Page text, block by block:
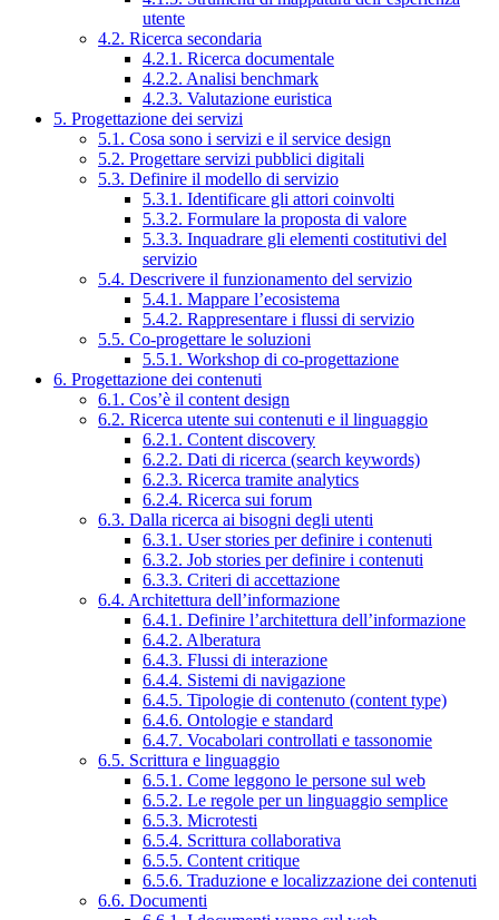
utente
4.2. Ricerca secondaria
4.2.1. Ricerca documentale
4.2.2. Analisi benchmark
4.2.3. Valutazione euristica
5. Progettazione dei servizi
5.1. Cosa sono i servizi e il service design
5.2. Progettare servizi pubblici digitali
5.3. Definire il modello di servizio
5.3.1. Identificare gli attori coinvolti
5.3.2. Formulare la proposta di valore
5.3.3. Inquadrare gli elementi costitutivi del
servizio
5.4. Descrivere il funzionamento del servizio
5.4.1. Mappare l’ecosistema
5.4.2. Rappresentare i flussi di servizio
5.5. Co-progettare le soluzioni
5.5.1. Workshop di co-progettazione
6. Progettazione dei contenuti
6.1. Cos’è il content design
6.2. Ricerca utente sui contenuti e il linguaggio
6.2.1. Content discovery
6.2.2. Dati di ricerca (search keywords)
6.2.3. Ricerca tramite analytics
6.2.4. Ricerca sui forum
6.3. Dalla ricerca ai bisogni degli utenti
6.3.1. User stories per definire i contenuti
6.3.2. Job stories per definire i contenuti
6.3.3. Criteri di accettazione
6.4. Architettura dell’informazione
6.4.1. Definire l’architettura dell’informazione
6.4.2. Alberatura
6.4.3. Flussi di interazione
6.4.4. Sistemi di navigazione
6.4.5. Tipologie di contenuto (content type)
6.4.6. Ontologie e standard
6.4.7. Vocabolari controllati e tassonomie
6.5. Scrittura e linguaggio
6.5.1. Come leggono le persone sul web
6.5.2. Le regole per un linguaggio semplice
6.5.3. Microtesti
6.5.4. Scrittura collaborativa
6.5.5. Content critique
6.5.6. Traduzione e localizzazione dei contenuti
6.6. Documenti